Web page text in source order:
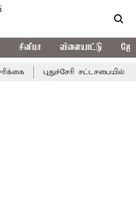
சினிமா விளையாட்டு
புதுச்சேரி சட்டசபையில் வரும்